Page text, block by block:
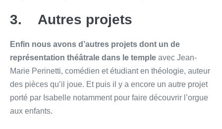
3. Autres projets
Enfin nous avons d’autres projets dont un de
représentation théâtrale dans le temple avec Jean-
Marie Perinetti, comédien et étudiant en théologie, auteur
des pièces qu’il joue. Et puis il y a encore un autre projet
porté par Isabelle notamment pour faire découvrir l’orgue
aux enfants.